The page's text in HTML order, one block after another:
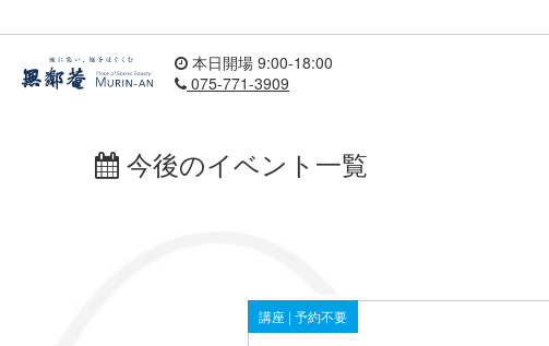
本日開場 9:00-18:00
075-771-3909
今後のイベント一覧
講座 | 予約不要